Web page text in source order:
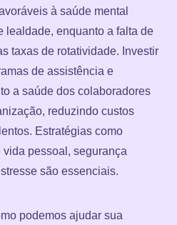
à saúde mental
lealdade, enquanto a falta de
taxas de rotatividade. Investir
de assistência e
a saúde dos colaboradores
reduzindo custos
Estratégias como
pessoal, segurança
são essenciais.
podemos ajudar sua